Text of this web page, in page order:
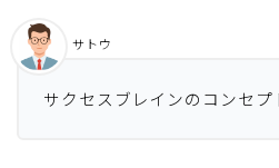
サクセスブレインのコンセプ
サトウ